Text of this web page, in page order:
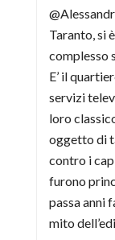
Taranto, si
complesso
E’ il
servizi
loro
oggetto di
contro i
furono
passa anni
mito